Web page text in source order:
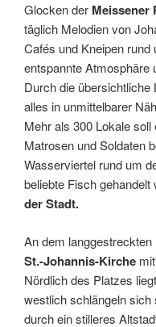
Glocken der Meissener
täglich Melodien von
Cafés und Kneipen rund
entspannte Atmosphäre
Durch die
alles in unmittelbarer
Mehr als 300 Lokale
Matrosen und Soldaten
Wasserviertel rund um
beliebte Fisch gehandelt
der Stadt.
An dem
St.-Johannis-Kirche
Nördlich des Platzes
westlich schlängeln
durch ein stilleres